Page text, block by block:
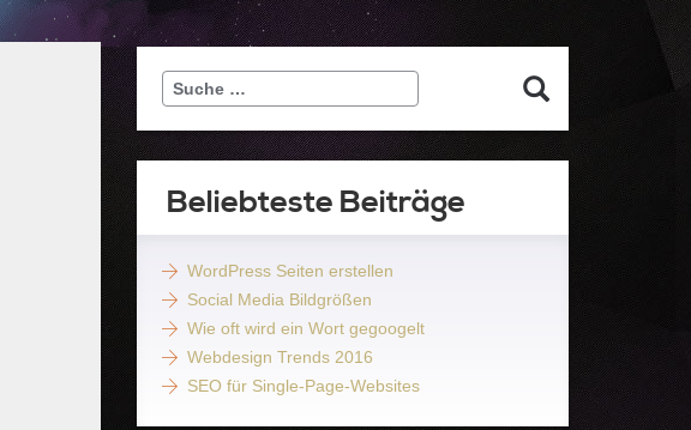
Suche
…
Beliebteste Beiträge
WordPress Seiten erstellen
Social Media Bildgrößen
Wie oft wird ein Wort gegoogelt
Webdesign Trends 2016
SEO für Single-Page-Websites